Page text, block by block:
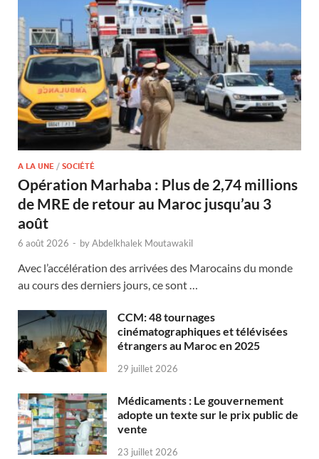
A LA UNE / SOCIÉTÉ
Opération Marhaba : Plus de 2,74 millions
de MRE de retour au Maroc jusqu’au 3
août
6 août 2026 - byAbdelkhalek Moutawakil
Avec l’accélération des arrivées des Marocains du monde
au cours des derniers jours, ce sont …
CCM: 48 tournages
cinématographiques et télévisées
étrangers au Maroc en 2025
29 juillet 2026
Médicaments : Le gouvernement
adopte un texte sur le prix public de
vente
23 juillet 2026